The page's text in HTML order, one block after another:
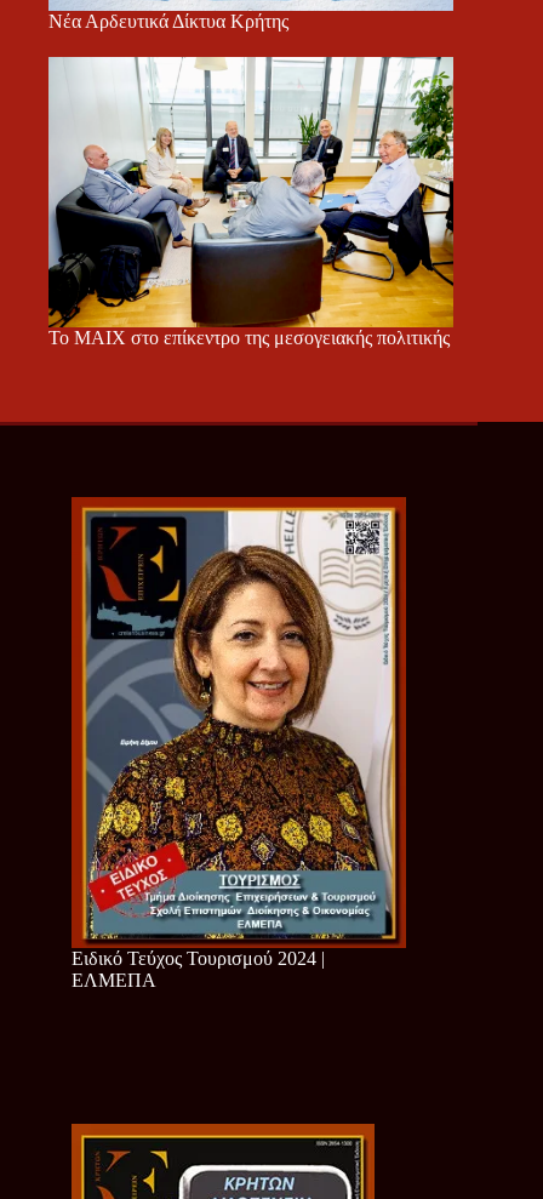
Νέα Αρδευτικά Δίκτυα Κρήτης
Το ΜΑΙΧ στο επίκεντρο της μεσογειακής πολιτικής
Ειδικό Τεύχος Τουρισμού 2024 |
ΕΛΜΕΠΑ